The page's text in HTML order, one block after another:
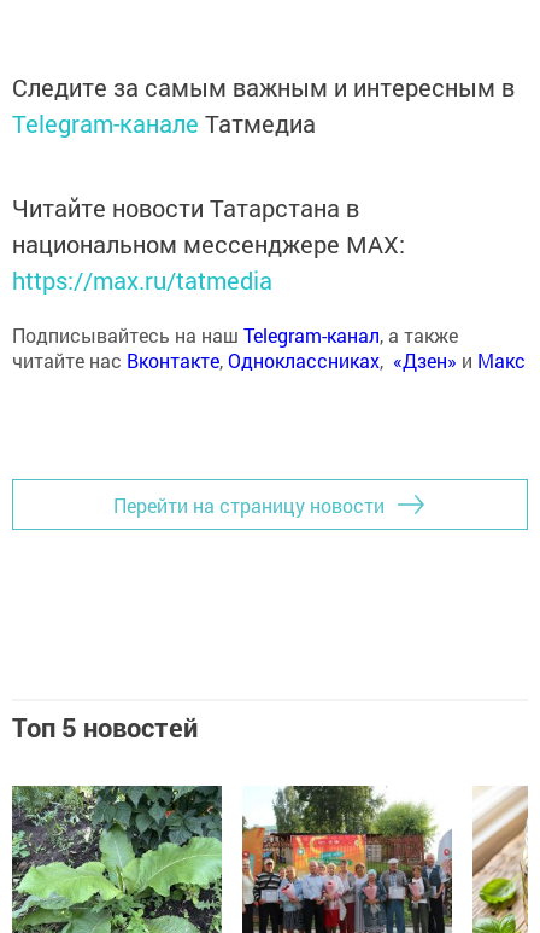
Следите за самым важным и интересным в
Telegram-канале Татмедиа
Читайте новости Татарстана в
национальном мессенджере MАХ:
https://max.ru/tatmedia
Подписывайтесь на наш Telegram-канал, а также
читайте нас Вконтакте,Одноклассниках, «Дзен» и Макс
Перейти на страницу новости
Топ 5 новостей